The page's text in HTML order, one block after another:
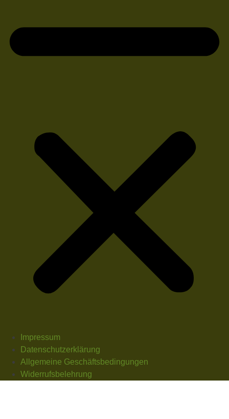
Impressum
Datenschutzerklärung
Allgemeine Geschäftsbedingungen
Widerrufsbelehrung